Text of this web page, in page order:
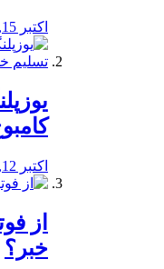
اکتبر 15, 2019
اکتبر 12, 2019
از
خبر؟